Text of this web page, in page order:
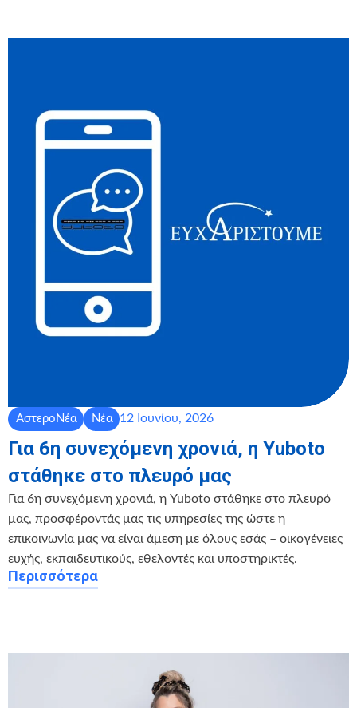
ΑστεροΝέα Νέα 12 Ιουνίου, 2026
Για 6η συνεχόμενη χρονιά, η Yuboto
στάθηκε στο πλευρό μας
Για 6η συνεχόμενη χρονιά, η Yuboto στάθηκε στο πλευρό
μας, προσφέροντάς μας τις υπηρεσίες της ώστε η
επικοινωνία μας να είναι άμεση με όλους εσάς – οικογένειες
ευχής, εκπαιδευτικούς, εθελοντές και υποστηρικτές.
Περισσότερα